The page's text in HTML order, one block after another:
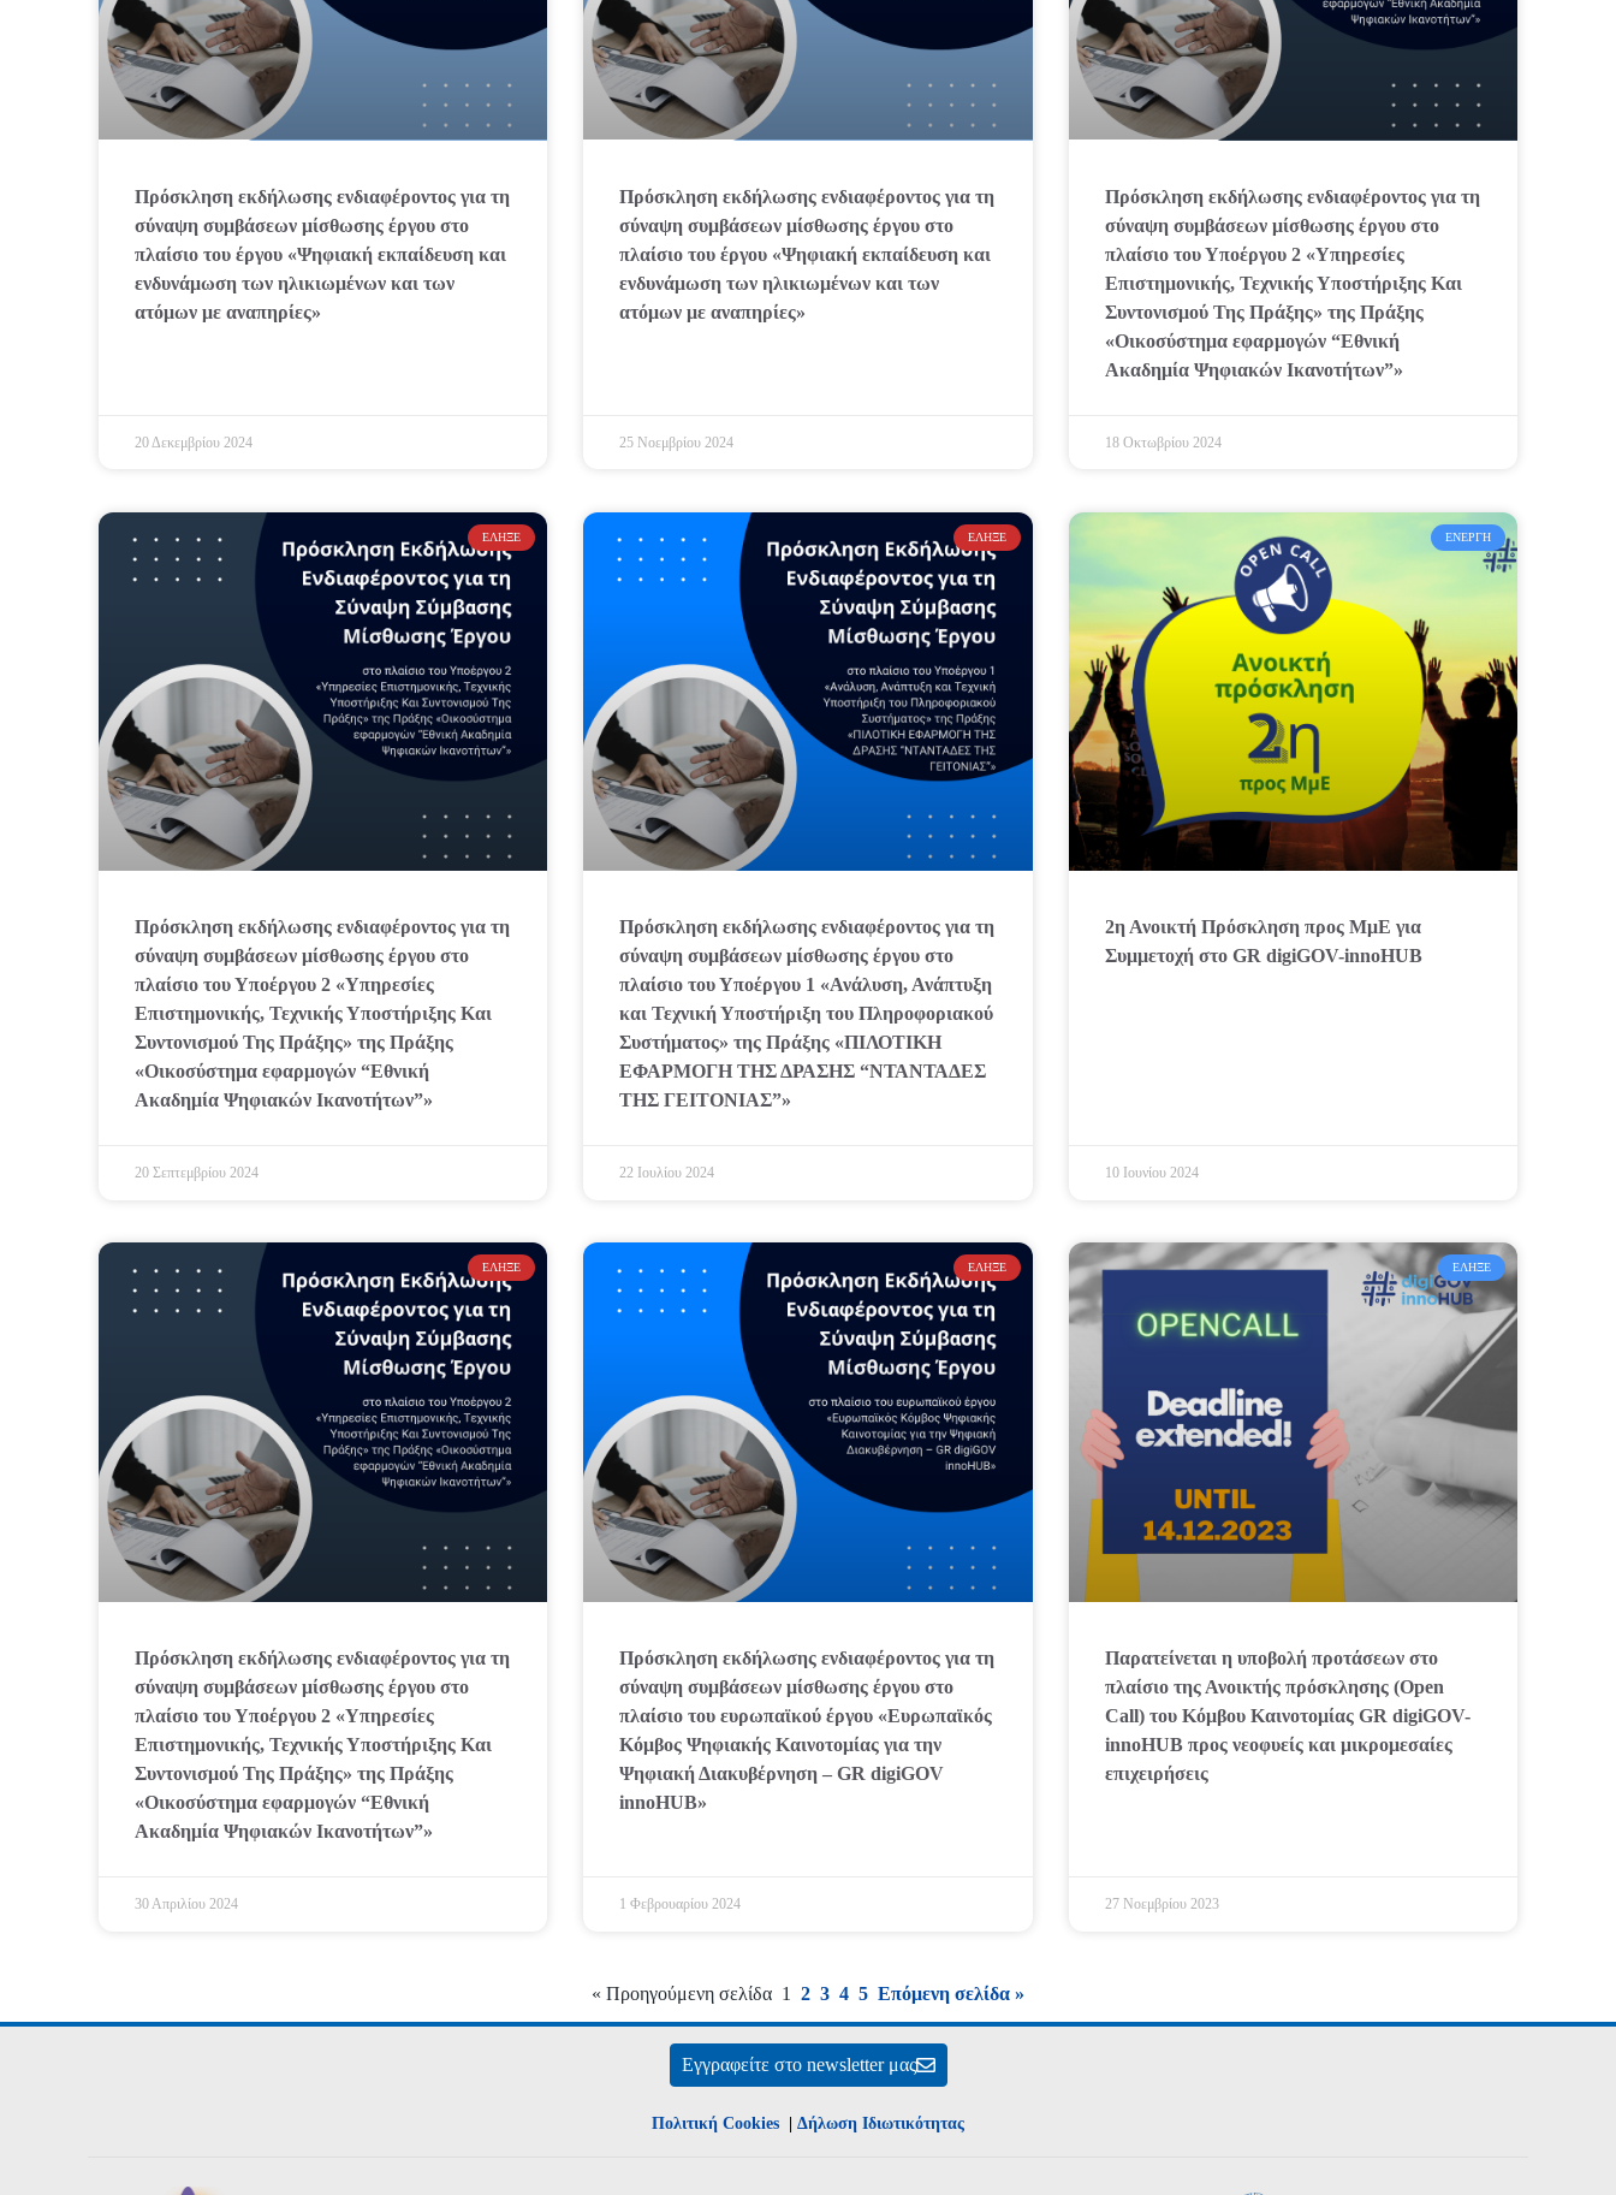
Πρόσκληση εκδήλωσης ενδιαφέροντος για τη
σύναψη συμβάσεων μίσθωσης έργου στο
πλαίσιο του έργου «Ψηφιακή εκπαίδευση και
ενδυνάμωση των ηλικιωμένων και των
ατόμων με αναπηρίες»
20 Δεκεμβρίου 2024
Πρόσκληση εκδήλωσης ενδιαφέροντος για τη
σύναψη συμβάσεων μίσθωσης έργου στο
πλαίσιο του έργου «Ψηφιακή εκπαίδευση και
ενδυνάμωση των ηλικιωμένων και των
ατόμων με αναπηρίες»
25 Νοεμβρίου 2024
Πρόσκληση εκδήλωσης ενδιαφέροντος για τη
σύναψη συμβάσεων μίσθωσης έργου στο
πλαίσιο του Υποέργου 2 «Υπηρεσίες
Επιστημονικής, Τεχνικής Υποστήριξης Και
Συντονισμού Της Πράξης» της Πράξης
«Οικοσύστημα εφαρμογών “Εθνική
Ακαδημία Ψηφιακών Ικανοτήτων”»
18 Οκτωβρίου 2024
ΈΛΗΞΕ
Πρόσκληση εκδήλωσης ενδιαφέροντος για τη
σύναψη συμβάσεων μίσθωσης έργου στο
πλαίσιο του Υποέργου 2 «Υπηρεσίες
Επιστημονικής, Τεχνικής Υποστήριξης Και
Συντονισμού Της Πράξης» της Πράξης
«Οικοσύστημα εφαρμογών “Εθνική
Ακαδημία Ψηφιακών Ικανοτήτων”»
20 Σεπτεμβρίου 2024
ΈΛΗΞΕ
Πρόσκληση εκδήλωσης ενδιαφέροντος για τη
σύναψη συμβάσεων μίσθωσης έργου στο
πλαίσιο του Υποέργου 1 «Ανάλυση, Ανάπτυξη
και Τεχνική Υποστήριξη του Πληροφοριακού
Συστήματος» της Πράξης «ΠΙΛΟΤΙΚΗ
ΕΦΑΡΜΟΓΗ ΤΗΣ ΔΡΑΣΗΣ “ΝΤΑΝΤΑΔΕΣ
ΤΗΣ ΓΕΙΤΟΝΙΑΣ”»
22 Ιουλίου 2024
ΕΝΕΡΓΉ
2η Ανοικτή Πρόσκληση προς ΜμΕ για
Συμμετοχή στο GR digiGOV-innoHUB
10 Ιουνίου 2024
ΈΛΗΞΕ
Πρόσκληση εκδήλωσης ενδιαφέροντος για τη
σύναψη συμβάσεων μίσθωσης έργου στο
πλαίσιο του Υποέργου 2 «Υπηρεσίες
Επιστημονικής, Τεχνικής Υποστήριξης Και
Συντονισμού Της Πράξης» της Πράξης
«Οικοσύστημα εφαρμογών “Εθνική
Ακαδημία Ψηφιακών Ικανοτήτων”»
30 Απριλίου 2024
ΈΛΗΞΕ
Πρόσκληση εκδήλωσης ενδιαφέροντος για τη
σύναψη συμβάσεων μίσθωσης έργου στο
πλαίσιο του ευρωπαϊκού έργου «Ευρωπαϊκός
Κόμβος Ψηφιακής Καινοτομίας για την
Ψηφιακή Διακυβέρνηση – GR digiGOV
innoHUB»
1 Φεβρουαρίου 2024
ΈΛΗΞΕ
Παρατείνεται η υποβολή προτάσεων στο
πλαίσιο της Ανοικτής πρόσκλησης (Open
Call) του Κόμβου Καινοτομίας GR digiGOV-
innoHUB προς νεοφυείς και μικρομεσαίες
επιχειρήσεις
27 Νοεμβρίου 2023
« Προηγούμενη σελίδα 1 2 3 4 5 Επόμενη σελίδα »
Εγγραφείτε στο newsletter μας
Πολιτική Cookies Δήλωση Ιδιωτικότητας